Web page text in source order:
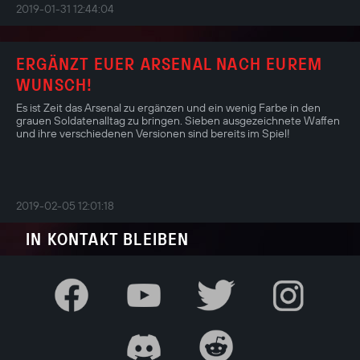
2019-01-31 12:44:04
ERGÄNZT EUER ARSENAL NACH EUREM
WUNSCH!
Es ist Zeit das Arsenal zu ergänzen und ein wenig Farbe in den
grauen Soldatenalltag zu bringen. Sieben ausgezeichnete Waffen
und ihre verschiedenen Versionen sind bereits im Spiel!
2019-02-05 12:01:18
IN KONTAKT BLEIBEN